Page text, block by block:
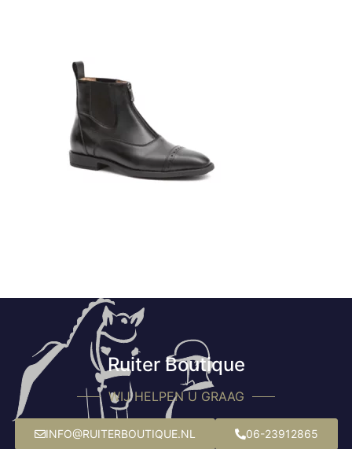
Ruiter Boutique
WIJ HELPEN U GRAAG
INFO@RUITERBOUTIQUE.NL 06-23912865